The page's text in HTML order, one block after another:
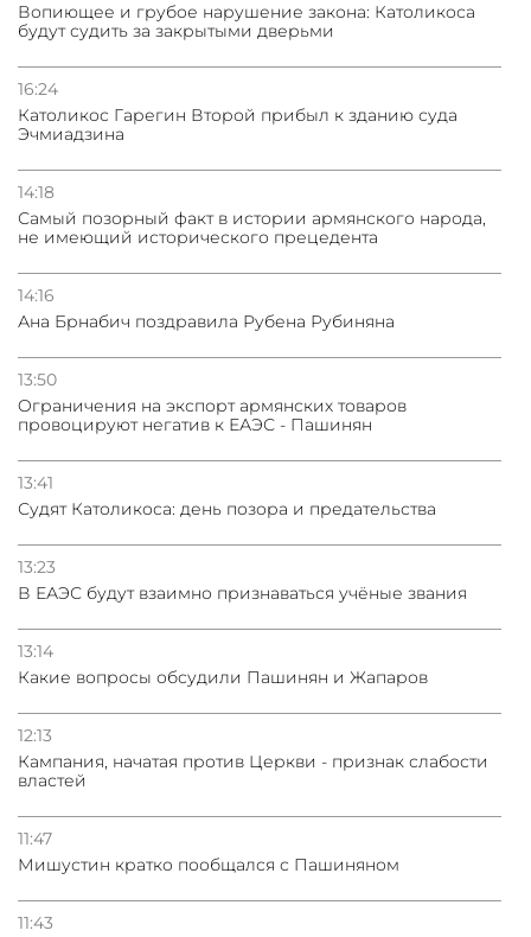
Вопиющее и грубое нарушение закона: Католикоса
будут судить за закрытыми дверьми
16:24
Католикос Гарегин Второй прибыл к зданию суда
Эчмиадзина
14:18
Самый позорный факт в истории армянского народа,
не имеющий исторического прецедента
14:16
Ана Брнабич поздравила Рубена Рубиняна
13:50
Oграничения на экспорт армянских товаров
провоцируют негатив к ЕАЭС - Пашинян
13:41
Судят Католикоса: день позора и предательства
13:23
В ЕАЭС будут взаимно признаваться учёные звания
13:14
Какие вопросы обсудили Пашинян и Жапаров
12:13
Кампания, начатая против Церкви - признак слабости
властей
11:47
Мишустин кратко пообщался с Пашиняном
11:43